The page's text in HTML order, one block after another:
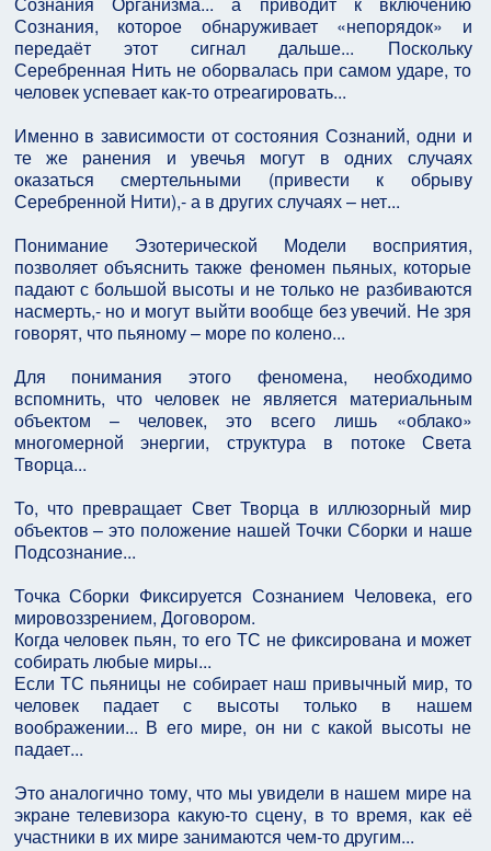
Сознания, которое обнаруживает «непорядок» и
передаёт этот сигнал дальше... Поскольку
Серебренная Нить не оборвалась при самом ударе, то
человек успевает как-то отреагировать...
Именно в зависимости от состояния Сознаний, одни и
те же ранения и увечья могут в одних случаях
оказаться смертельными (привести к обрыву
Серебренной Нити),- а в других случаях – нет...
Понимание Эзотерической Модели восприятия,
позволяет объяснить также феномен пьяных, которые
падают с большой высоты и не только не разбиваются
насмерть,- но и могут выйти вообще без увечий. Не зря
говорят, что пьяному – море по колено...
Для понимания этого феномена, необходимо
вспомнить, что человек не является материальным
объектом – человек, это всего лишь «облако»
многомерной энергии, структура в потоке Света
Творца...
То, что превращает Свет Творца в иллюзорный мир
объектов – это положение нашей Точки Сборки и наше
Подсознание...
Точка Сборки Фиксируется Сознанием Человека, его
мировоззрением, Договором.
Когда человек пьян, то его ТС не фиксирована и может
собирать любые миры...
Если ТС пьяницы не собирает наш привычный мир, то
человек падает с высоты только в нашем
воображении... В его мире, он ни с какой высоты не
падает...
Это аналогично тому, что мы увидели в нашем мире на
экране телевизора какую-то сцену, в то время, как её
участники в их мире занимаются чем-то другим...